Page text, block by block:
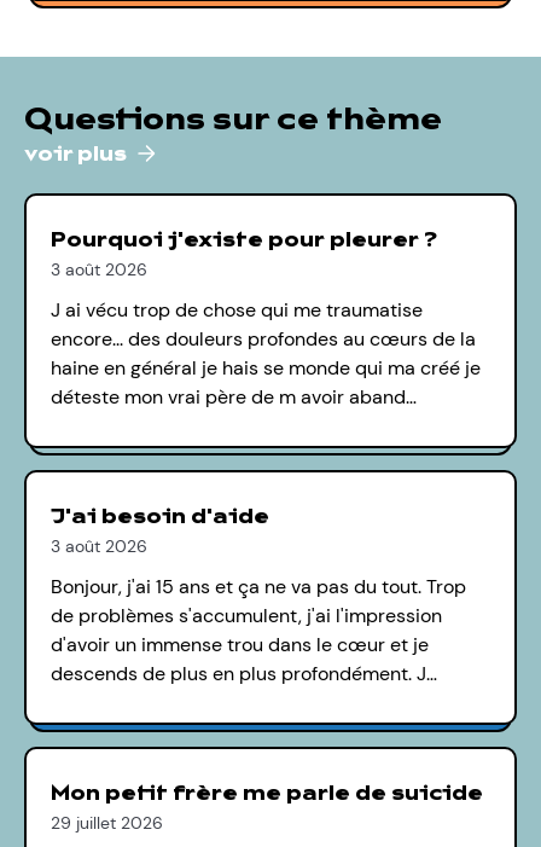
Questions sur ce thème
voir plus
Pourquoi j'existe pour pleurer ?
3 août 2026
J ai vécu trop de chose qui me traumatise
encore... des douleurs profondes au cœurs de la
haine en général je hais se monde qui ma créé je
déteste mon vrai père de m avoir aband…
J'ai besoin d'aide
3 août 2026
Bonjour, j'ai 15 ans et ça ne va pas du tout. Trop
de problèmes s'accumulent, j'ai l'impression
d'avoir un immense trou dans le cœur et je
descends de plus en plus profondément. J…
Mon petit frère me parle de suicide
29 juillet 2026